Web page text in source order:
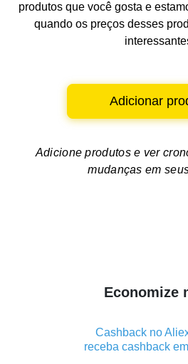
produtos que você gosta e
quando os preços desses
Adicionar
Adicione produtos e ver
mudanças em
Economize
Cashback no
receba cashback